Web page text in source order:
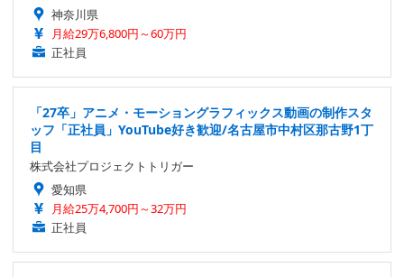
神奈川県
月給29万6,800円～60万円
正社員
「27卒」アニメ・モーショングラフィックス動画の制作スタ
ッフ「正社員」YouTube好き歓迎/名古屋市中村区那古野1丁
目
株式会社プロジェクトトリガー
愛知県
月給25万4,700円～32万円
正社員